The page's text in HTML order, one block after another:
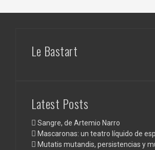
Le Bastart
Latest Posts
Sangre, de Artemio Narro
Mascaronas: un teatro líquido de
Mutatis mutandis, persistencias y